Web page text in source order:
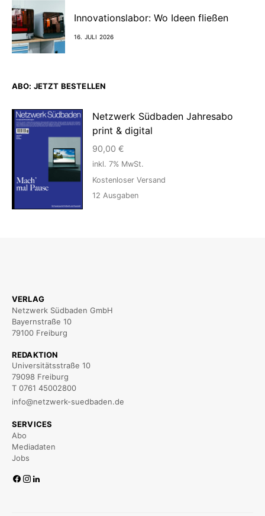
Innovationslabor: Wo Ideen fließen
16. JULI 2026
ABO: JETZT BESTELLEN
Netzwerk Südbaden Jahresabo
print & digital
90,00 €
inkl. 7% MwSt.
Kostenloser Versand
12 Ausgaben
VERLAG
Netzwerk Südbaden GmbH
Bayernstraße 10
79100 Freiburg
REDAKTION
Universitätsstraße 10
79098 Freiburg
T 0761 45002800
info@netzwerk-suedbaden.de
SERVICES
Abo
Mediadaten
Jobs